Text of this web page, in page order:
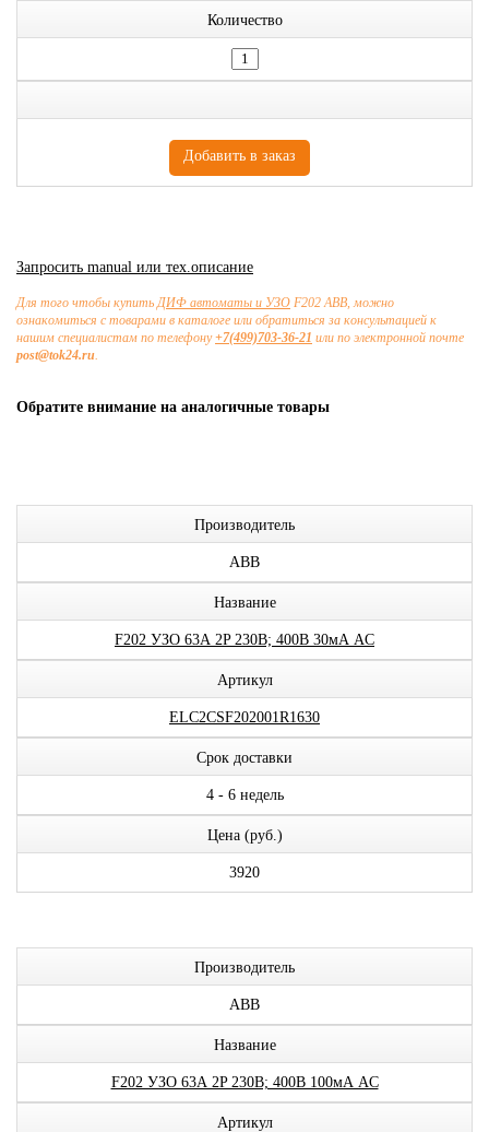
Количество
Запросить manual или тех.описание
Для того чтобы купитьДИФ автоматы и УЗО F202 ABB, можно
ознакомиться с товарами в каталоге или обратиться за консультацией к
нашим специалистам по телефону+7(499)703-36-21 или по электронной почте
post@tok24.ru.
Обратите внимание на аналогичные товары
Производитель
ABB
Название
F202 УЗО 63А 2P 230В; 400В 30мА AC
Артикул
ELC2CSF202001R1630
Срок доставки
4 - 6 недель
Цена (руб.)
3920
Производитель
ABB
Название
F202 УЗО 63А 2P 230В; 400В 100мА AC
Артикул